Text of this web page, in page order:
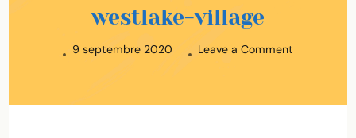
westlake-village
9 septembre 2020 Leave a Comment